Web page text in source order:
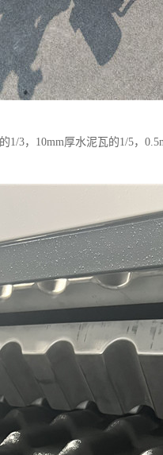
3，10mm厚水泥瓦的1/5，